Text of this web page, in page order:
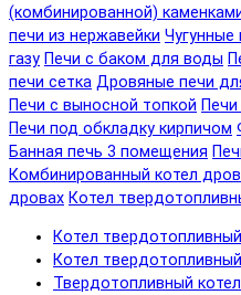
(комбинированной)
печи из нержавейки Чугунные
газу Печи с баком для воды
печи сетка Дровяные печи
Печи с выносной топкой
Печи под обкладку кирпичом
Банная печь 3 помещения
Комбинированный котел
дровах Котел
Котел
Котел
Твердотопливный